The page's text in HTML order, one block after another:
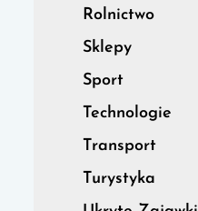
Rolnictwo
Sklepy
Sport
Technologie
Transport
Turystyka